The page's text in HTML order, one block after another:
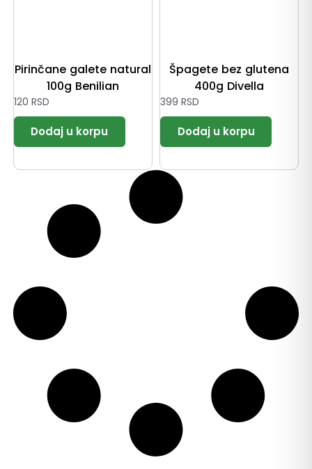
Pirinčane galete natural
100g Benilian
120 RSD
Špagete bez glutena
400g Divella
399 RSD